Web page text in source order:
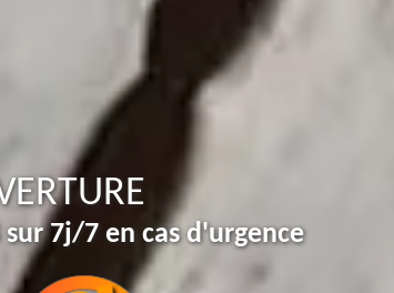
7j/7 en cas d'urgence